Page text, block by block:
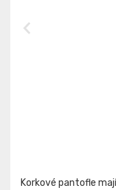
Korkové pantofle